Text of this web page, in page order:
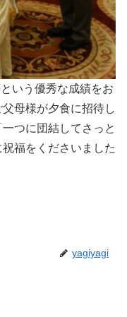
いう優秀な成績をお
母様が夕食に招待し
つに団結してさっと
福をくださいました
yagiyagi